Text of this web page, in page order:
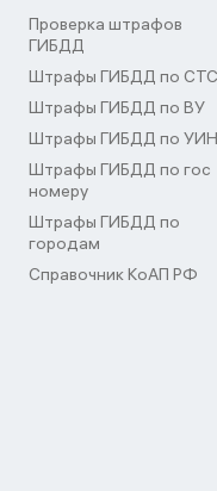
Проверка штрафов
ГИБДД
Штрафы ГИБДД по СТС
Штрафы ГИБДД по ВУ
Штрафы ГИБДД по УИН
Штрафы ГИБДД по гос
номеру
Штрафы ГИБДД по
городам
Справочник КоАП РФ